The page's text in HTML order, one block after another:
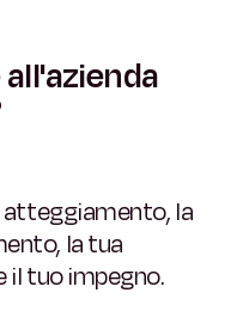
la
la tua
tuo impegno.